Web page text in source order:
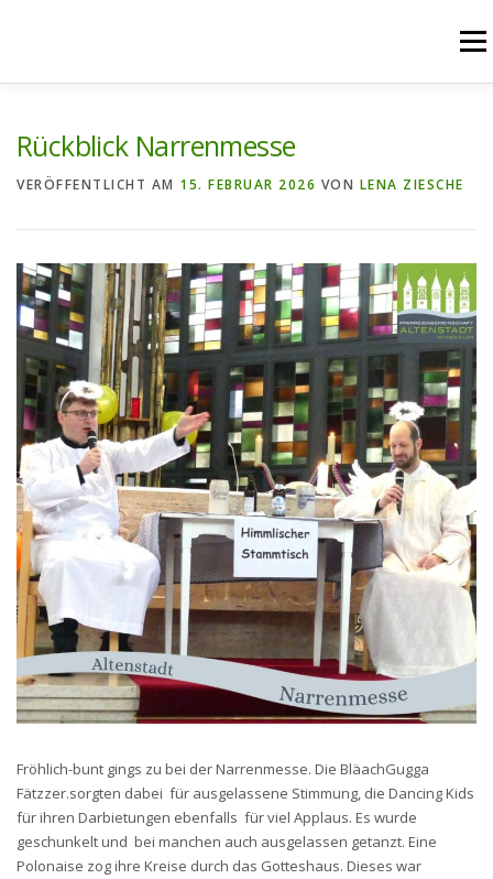
Menü
RÜCKBLICK KONTAKT
Rückblick Narrenmesse
VERÖFFENTLICHT AM 15. FEBRUAR 2026 VON LENA ZIESCHE
Fröhlich-bunt gings zu bei der Narrenmesse. Die BläachGugga
Fätzzer.sorgten dabei für ausgelassene Stimmung, die Dancing Kids
für ihren Darbietungen ebenfalls für viel Applaus. Es wurde
geschunkelt und bei manchen auch ausgelassen getanzt. Eine
Polonaise zog ihre Kreise durch das Gotteshaus. Dieses war